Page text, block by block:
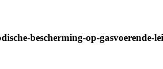
bescherming-op-gasvoerende-